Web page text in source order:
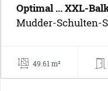
Optimal ... XXL-
Mudder-Schulten-
49.61 m²